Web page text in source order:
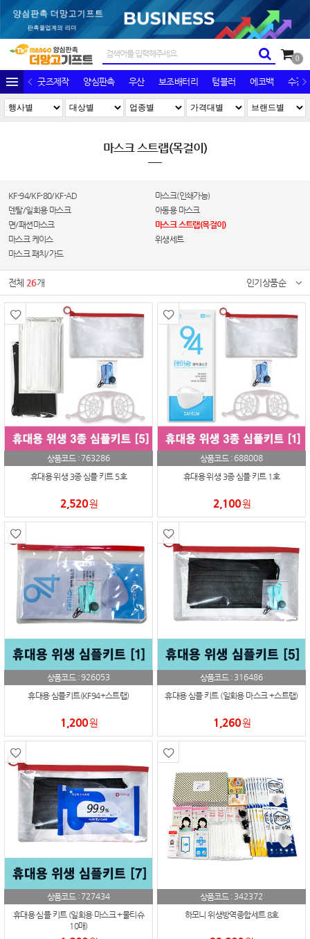
0
굿즈제작 양심판촉 우산 보조배터리 텀블러 에코백 수건/
마스크 스트랩(목걸이)
KF-94/KF-80/KF-AD
마스크(인쇄가능)
덴탈/일회용 마스크
아동용 마스크
면/패션마스크
마스크 스트랩(목걸이)
마스크 케이스
위생세트
마스크 패치/가드
전체 26개 인기상품순
상품코드 : 763286
휴대용 위생 3종 심플 키트 5호
2,520원
상품코드 : 688008
휴대용 위생 3종 심플 키트 1호
2,100원
상품코드 :926053
휴대용 심플키트(KF94+스트랩)
1,200원
상품코드 : 316486
휴대용 심플 키트 (일회용 마스크 +스트랩)
1,260원
상품코드 : 727434
휴대용 심플 키트 (일회용 마스크 +물티슈
10매)
상품코드 : 342372
하모니 위생방역종합세트 8호